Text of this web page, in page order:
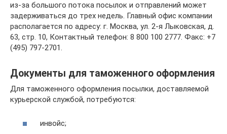
из-за большого потока посылок и отправлений может
задерживаться до трех недель. Главный офис компании
располагается по адресу: г. Москва, ул. 2-я Лыковская, д.
63, стр. 10, Контактный телефон: 8 800 100 2777. Факс: +7
(495) 797-2701.
Документы для таможенного оформления
Для таможенного оформления посылки, доставляемой
курьерской службой, потребуются:
инвойс;